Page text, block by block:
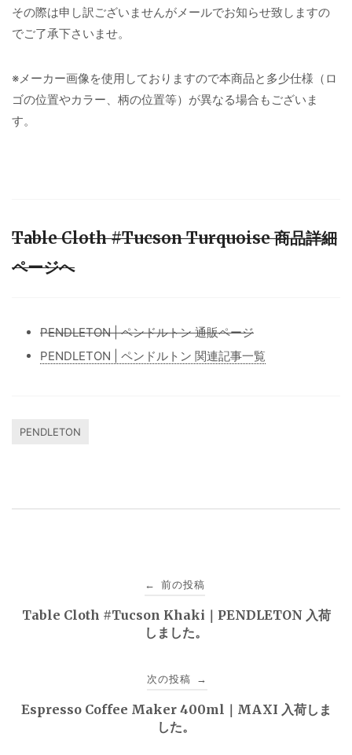
その際は申し訳ございませんがメールでお知らせ致しますの
でご了承下さいませ。
※メーカー画像を使用しておりますので本商品と多少仕様（ロ
ゴの位置やカラー、柄の位置等）が異なる場合もございま
す。
Table Cloth #Tucson Turquoise 商品詳細
ページへ
PENDLETON | ペンドルトン 通販ページ
PENDLETON | ペンドルトン 関連記事一覧
PENDLETON
稿
ゲ
← 前の投稿
Table Cloth #Tucson Khaki｜PENDLETON 入荷
しました。
次の投稿 →
Espresso Coffee Maker 400ml｜MAXI 入荷しま
した。